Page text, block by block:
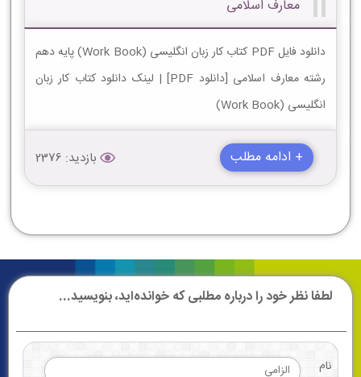
معارف اسلامی
دانلود فایل PDF کتاب کار زبان انگلیسی (Work Book) پایه دهم
رشته معارف اسلامی [دانلود PDF] | لینک دانلود کتاب کار زبان
انگلیسی (Work Book)
+ ادامه مطلب بازدید: 2376
لطفا نظر خود را درباره مطلبی که خوانده‌اید، بنویسید...
نام